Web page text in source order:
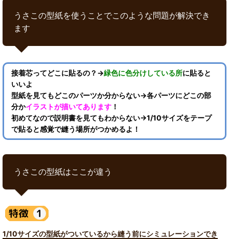
うさこの型紙を使うことでこのような問題が解決でき
ます
接着芯ってどこに貼るの？→緑色に色分けしている所に貼ると
いいよ
型紙を見てもどこのパーツか分からない→各パーツにどこの部
分かイラストが描いてあります ！
初めてなので説明書を見てもわからない→1/10サイズをテープ
で貼ると感覚で縫う場所がつかめるよ！
うさこの型紙はここが違う
1/10サイズの型紙がついているから縫う前にシミュレーションでき